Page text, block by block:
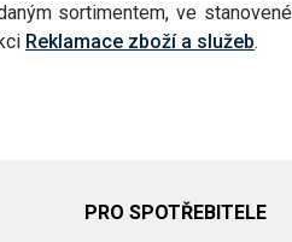
sortimentem, ve
Reklamace zboží a služeb.
PRO SPOTŘEBITELE